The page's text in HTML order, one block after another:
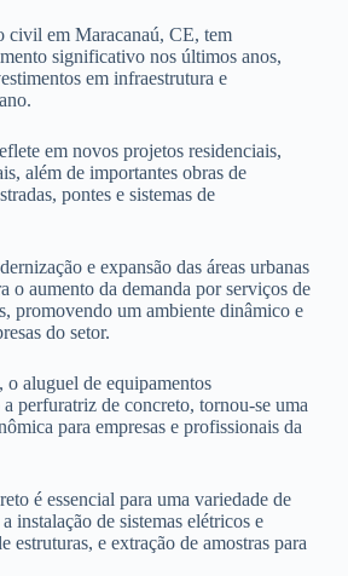
civil em Maracanaú, CE, tem
significativo nos últimos anos,
em infraestrutura e
em novos projetos residenciais,
além de importantes obras de
pontes e sistemas de
e expansão das áreas urbanas
o aumento da demanda por serviços de
promovendo um ambiente dinâmico e
do setor.
o aluguel de equipamentos
perfuratriz de concreto, tornou-se uma
para empresas e profissionais da
é essencial para uma variedade de
instalação de sistemas elétricos e
estruturas, e extração de amostras para